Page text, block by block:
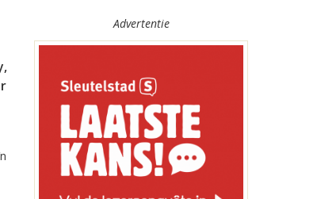
Advertentie